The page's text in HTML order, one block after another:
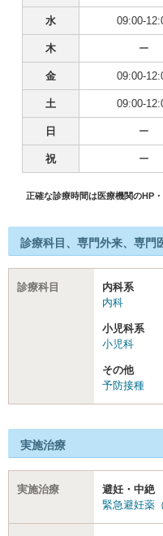
水 09:00-
木 ー
金 09:00-
土 09:00-
日 ー
祝 ー
正確な診療時間は医療機関のHP
診療科目、専門外来、専門
診療科目
内科系
内科
小児科系
小児科
その他
予防接種
実施治療
実施治療
避妊・中絶
緊急避妊薬